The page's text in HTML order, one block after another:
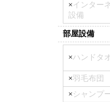
×インター
設備
部屋設備
×ハンドタ
×羽毛布団
×シャンプ